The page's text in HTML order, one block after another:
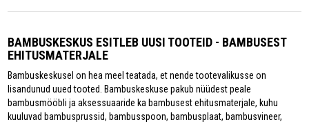
BAMBUSKESKUS ESITLEB UUSI TOOTEID - BAMBUSEST
EHITUSMATERJALE
Bambuskeskusel on hea meel teatada, et nende tootevalikusse on
lisandunud uued tooted. Bambuskeskuse pakub nüüdest peale
bambusmööbli ja aksessuaaride ka bambusest ehitusmaterjale, kuhu
kuuluvad bambusprussid, bambusspoon, bambusplaat, bambusvineer,